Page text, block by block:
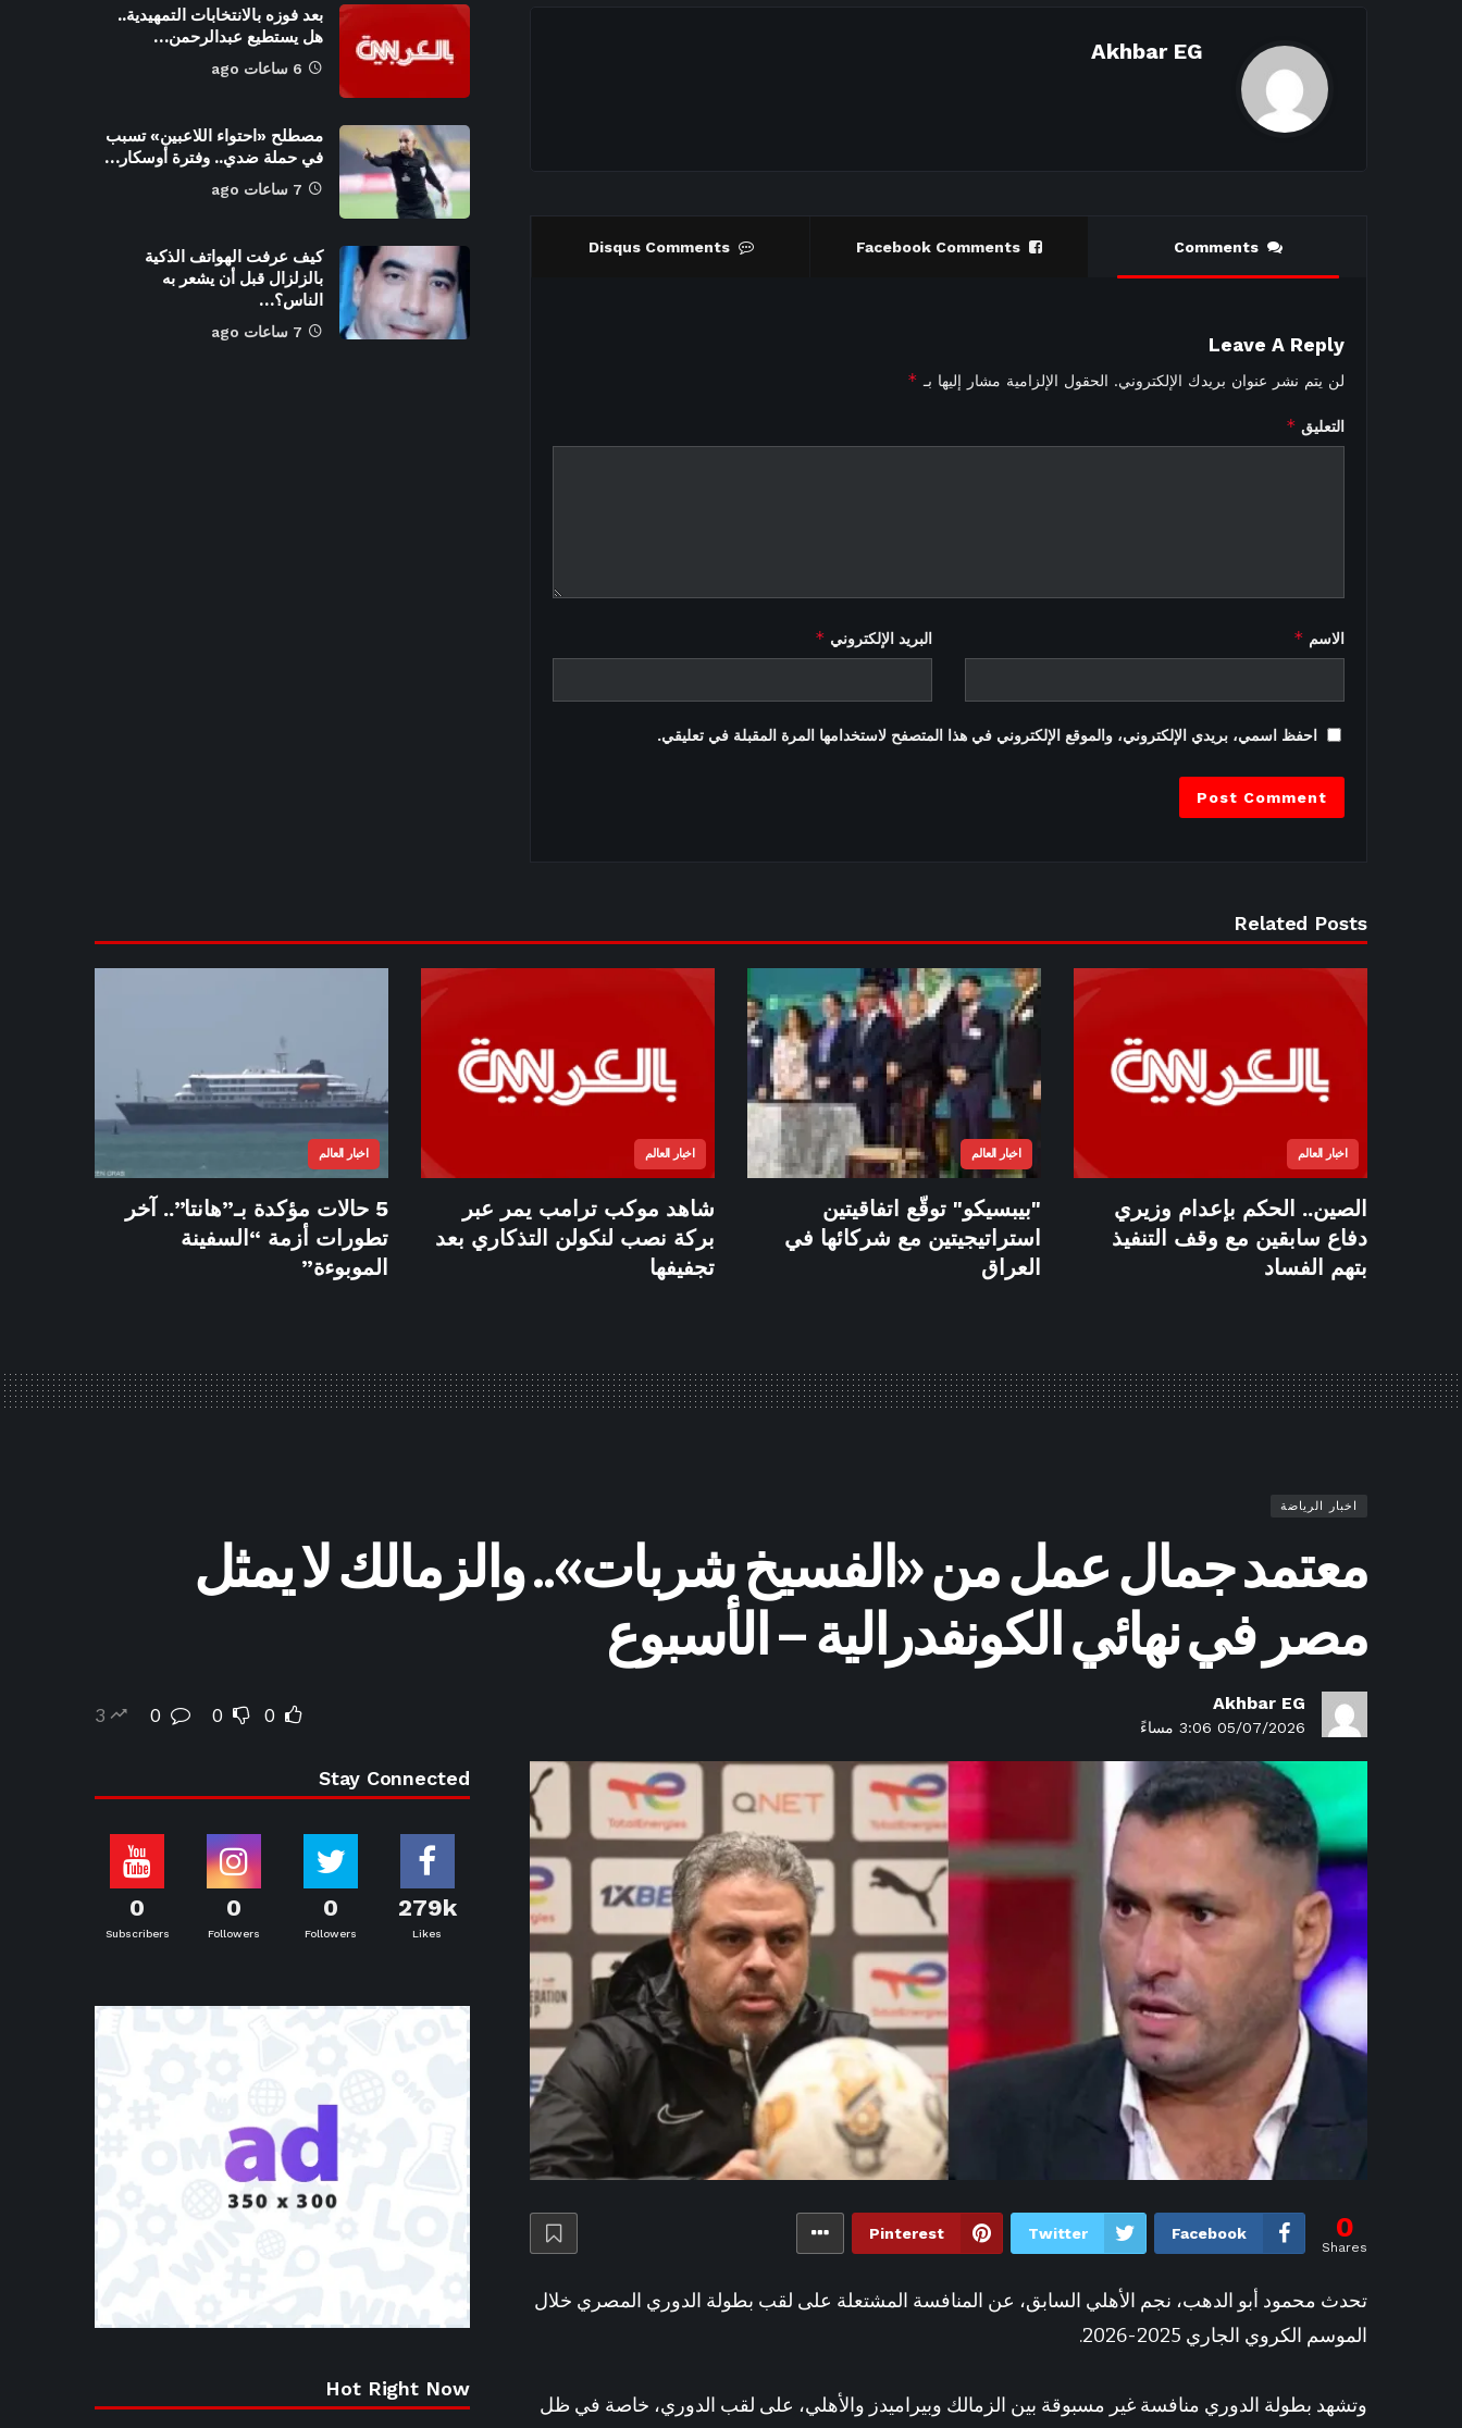
Akhbar EG
Comments
Facebook Comments
Disqus Comments
Leave A Reply
لن يتم نشر عنوان بريدك الإلكتروني. الحقول الإلزامية مشار إليها بـ *
التعليق *
الاسم * البريد الإلكتروني *
احفظ اسمي، بريدي الإلكتروني، والموقع الإلكتروني في هذا المتصفح لاستخدامها المرة المقبلة في تعليقي.
بعد فوزه بالانتخابات التمهيدية..
هل يستطيع عبدالرحمن…
6 ساعات ago
مصطلح «احتواء اللاعبين» تسبب
في حملة ضدي.. وفترة أوسكار…
7 ساعات ago
كيف عرفت الهواتف الذكية
بالزلزال قبل أن يشعر به
الناس؟…
7 ساعات ago
Related Posts
اخبار العالم
الصين.. الحكم بإعدام وزيري
دفاع سابقين مع وقف التنفيذ
بتهم الفساد
اخبار العالم
"بيبسيكو" توقّع اتفاقيتين
استراتيجيتين مع شركائها في
العراق
اخبار العالم
شاهد موكب ترامب يمر عبر
بركة نصب لنكولن التذكاري بعد
تجفيفها
اخبار العالم
5 حالات مؤكدة بـ”هانتا”.. آخر
تطورات أزمة “السفينة
الموبوءة”
اخبار الرياضة
معتمد جمال عمل من «الفسيخ شربات».. والزمالك لا يمثل
مصر في نهائي الكونفدرالية – الأسبوع
Akhbar EG
05/07/2026 3:06 مساءً
0
0
0
3
0
Shares
Facebook
Twitter
Pinterest
تحدث محمود أبو الدهب، نجم الأهلي السابق، عن المنافسة المشتعلة على لقب بطولة الدوري المصري خلال
الموسم الكروي الجاري 2025-2026.
وتشهد بطولة الدوري منافسة غير مسبوقة بين الزمالك وبيراميدز والأهلي، على لقب الدوري، خاصة في ظل
Stay Connected
279k
Likes
0
Followers
0
Followers
0
Subscribers
Hot Right Now